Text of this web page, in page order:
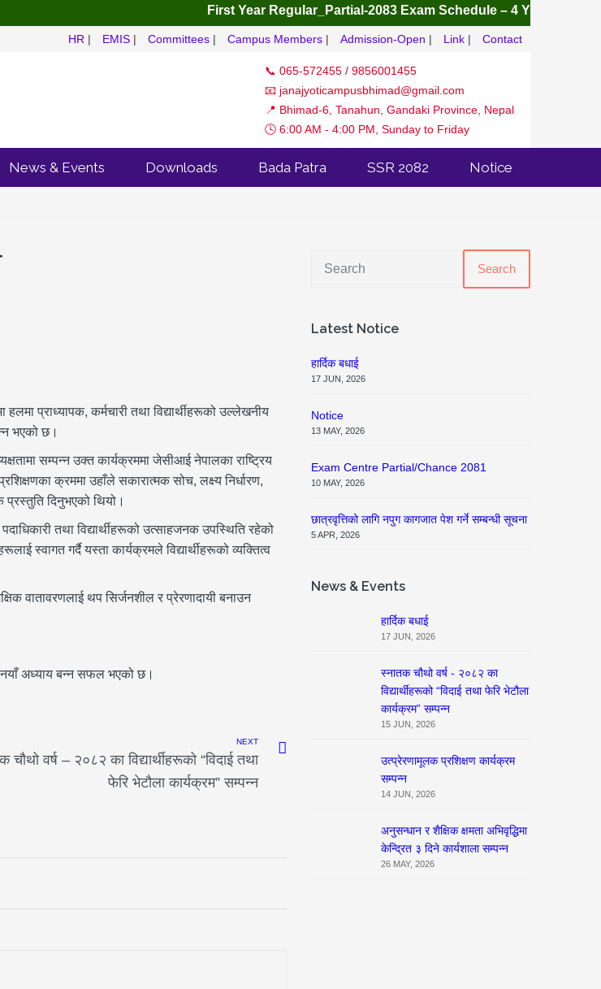
First Year Regular_Partial-2083Exam Schedule – 4 Yrs B.B.S, B.Ed
HR | EMIS | Committees | Campus Members | Admission-Open | Link | Contact
📞 065-572455 / 9856001455
📧 janajyoticampusbhimad@gmail.com
📍 Bhimad-6, Tanahun, Gandaki Province, Nepal
🕓 6:00 AM - 4:00 PM, Sunday to Friday
News & Events Downloads Bada Patra SSR 2082 Notice
प्राध्यापक, कर्मचारी तथा विद्यार्थीहरूको उल्लेखनीय
भएको छ।
सम्पन्न उक्त कार्यक्रममा जेसीआई नेपालका राष्ट्रिय
क्रममा उहाँले सकारात्मक सोच, लक्ष्य निर्धारण,
प्रस्तुति दिनुभएको थियो।
तथा विद्यार्थीहरूको उत्साहजनक उपस्थिति रहेको
स्वागत गर्दै यस्ता कार्यक्रमले विद्यार्थीहरूको व्यक्तित्व
वातावरणलाई थप सिर्जनशील र प्रेरणादायी बनाउन
नयाँ अध्याय बन्न सफल भएको छ।
NEXT
चौथो वर्ष – २०८२ का विद्यार्थीहरूको “विदाई तथा
फेरि भेटौला कार्यक्रम” सम्पन्न
Search
Latest Notice
हार्दिक बधाई
17 JUN, 2026
Notice
13 MAY, 2026
Exam Centre Partial/Chance 2081
10 MAY, 2026
छात्रवृत्तिको लागि नपुग कागजात पेश गर्ने सम्बन्धी सूचना
5 APR, 2026
News & Events
हार्दिक बधाई
17 JUN, 2026
स्नातक चौथो वर्ष - २०८२ का
विद्यार्थीहरूको “विदाई तथा फेरि भेटौला
कार्यक्रम” सम्पन्न
15 JUN, 2026
उत्प्रेरणामूलक प्रशिक्षण कार्यक्रम
सम्पन्न
14 JUN, 2026
अनुसन्धान र शैक्षिक क्षमता अभिवृद्धिमा
केन्द्रित ३ दिने कार्यशाला सम्पन्न
26 MAY, 2026